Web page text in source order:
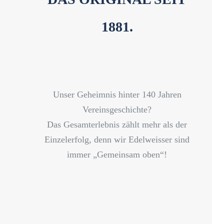
1881.
Unser Geheimnis hinter 140 Jahren
Vereinsgeschichte?
Das Gesamterlebnis zählt mehr als der
Einzelerfolg, denn wir Edelweisser sind
immer „Gemeinsam oben“!